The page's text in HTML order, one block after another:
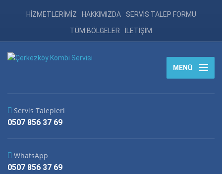
HİZMETLERİMİZ HAKKIMIZDA SERVİS TALEP FORMU
TÜM BÖLGELER İLETİŞİM
MENÜ
Servis Talepleri
0507 856 37 69
WhatsApp
0507 856 37 69